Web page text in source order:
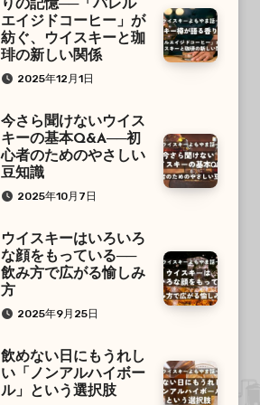
りの記憶──「バレル
エイジドコーヒー」が
紡ぐ、ウイスキーと珈
琲の新しい関係
2025年12月1日
今さら聞けないウイス
キーの基本Q&A──初
心者のためのやさしい
豆知識
2025年10月7日
ウイスキーはいろいろ
な顔をもっている──
飲み方で広がる愉しみ
方
2025年9月25日
飲めない日にもうれし
い「ノンアルハイボー
ル」という選択肢